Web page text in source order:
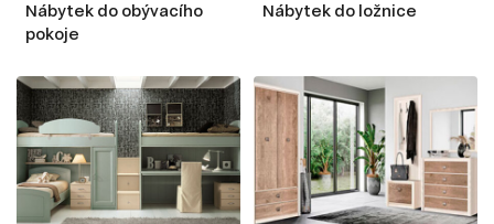
Nábytek do obývacího
pokoje
Nábytek do ložnice